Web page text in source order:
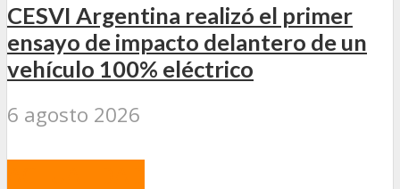
CESVI Argentina realizó el primer
ensayo de impacto delantero de un
vehículo 100% eléctrico
6 agosto 2026